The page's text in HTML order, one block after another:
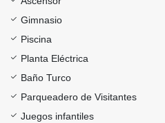
Gimnasio
Piscina
Planta Eléctrica
Baño Turco
Parqueadero de Visitantes
Juegos infantiles